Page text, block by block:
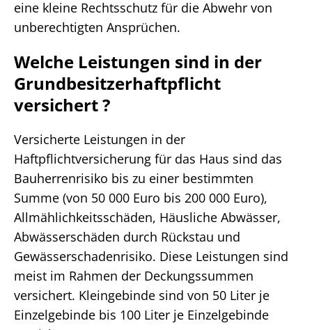
eine kleine Rechtsschutz für die Abwehr von
unberechtigten Ansprüchen.
Welche Leistungen sind in der
Grundbesitzerhaftpflicht
versichert ?
Versicherte Leistungen in der
Haftpflichtversicherung für das Haus sind das
Bauherrenrisiko bis zu einer bestimmten
Summe (von 50 000 Euro bis 200 000 Euro),
Allmählichkeitsschäden, Häusliche Abwässer,
Abwässerschäden durch Rückstau und
Gewässerschadenrisiko. Diese Leistungen sind
meist im Rahmen der Deckungssummen
versichert. Kleingebinde sind von 50 Liter je
Einzelgebinde bis 100 Liter je Einzelgebinde